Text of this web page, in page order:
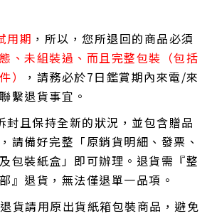
用期 ，所以，您所退回的商品必須
、未組裝過、而且完整包裝（包括
）
，請務必於7日鑑賞期內來電/來
繫退貨事宜。
封且保持全新的狀況，並包含贈品
請備好完整「原銷貨明細、發票、
包裝紙盒」即可辦理。退貨需『整
』退貨，無法僅退單一品項。
貨請用原出貨紙箱包裝商品，避免